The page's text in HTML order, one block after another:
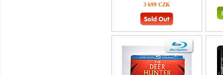
3 699 CZK